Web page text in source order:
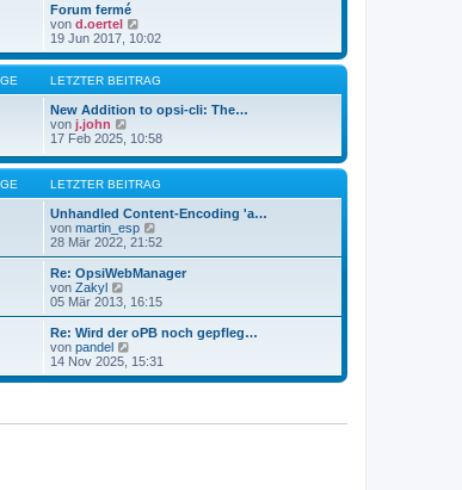
B
e
t
r
a
g
r
e
i
g
Forum fermé
von d.oertel
e
u
e
s
t
e
B
i
t
a
g
19 Jun 2017, 10:02
LETZTER BEITRAG
New Addition to opsi-cli: The…
von j.john
e
e
s
e
r
B
e
t
r
a
g
17 Feb 2025, 10:58
LETZTER BEITRAG
Unhandled Content-Encoding 'a…
von martin_esp
e
u
e
t
B
e
i
t
g
28 Mär 2022, 21:52
Re: OpsiWebManager
von Zakyl
e
u
e
s
t
e
r
i
05 Mär 2013, 16:15
Re: Wird der oPB noch gepfleg…
von pandel
e
u
14 Nov 2025, 15:31